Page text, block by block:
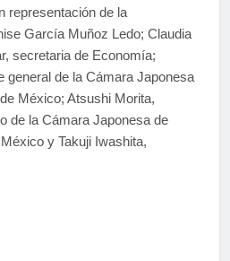
representación de la
García Muñoz Ledo; Claudia
secretaria de Economía;
general de la Cámara Japonesa
México; Atsushi Morita,
de la Cámara Japonesa de
y Takuji Iwashita,